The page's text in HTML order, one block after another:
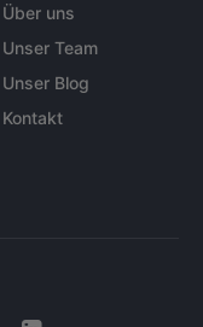
Über uns
Unser Team
Unser Blog
Kontakt